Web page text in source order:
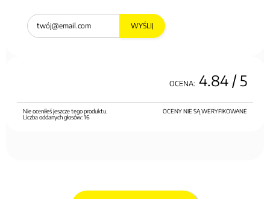
WYŚLIJ
OCENA: 4.84 / 5
OCENY NIE SĄ WERYFIKOWANE
Nie oceniłeś jeszcze tego produktu.
Liczba oddanych głosów:16